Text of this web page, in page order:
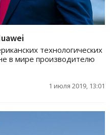
технологических
в мире производителю
1 июля 2019, 13:01